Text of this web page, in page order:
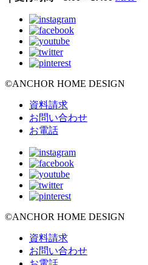
©ANCHOR HOME DESIGN
資料請求
お問い合わせ
お電話
©ANCHOR HOME DESIGN
資料請求
お問い合わせ